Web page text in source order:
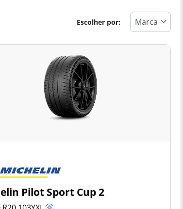
Escolher por:
Pilot Sport Cup 2